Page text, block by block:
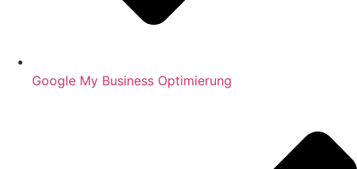
Google My Business Optimierung